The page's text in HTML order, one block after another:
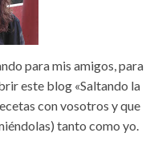
para mis amigos, para
este blog «Saltando la
con vosotros y que
tanto como yo.